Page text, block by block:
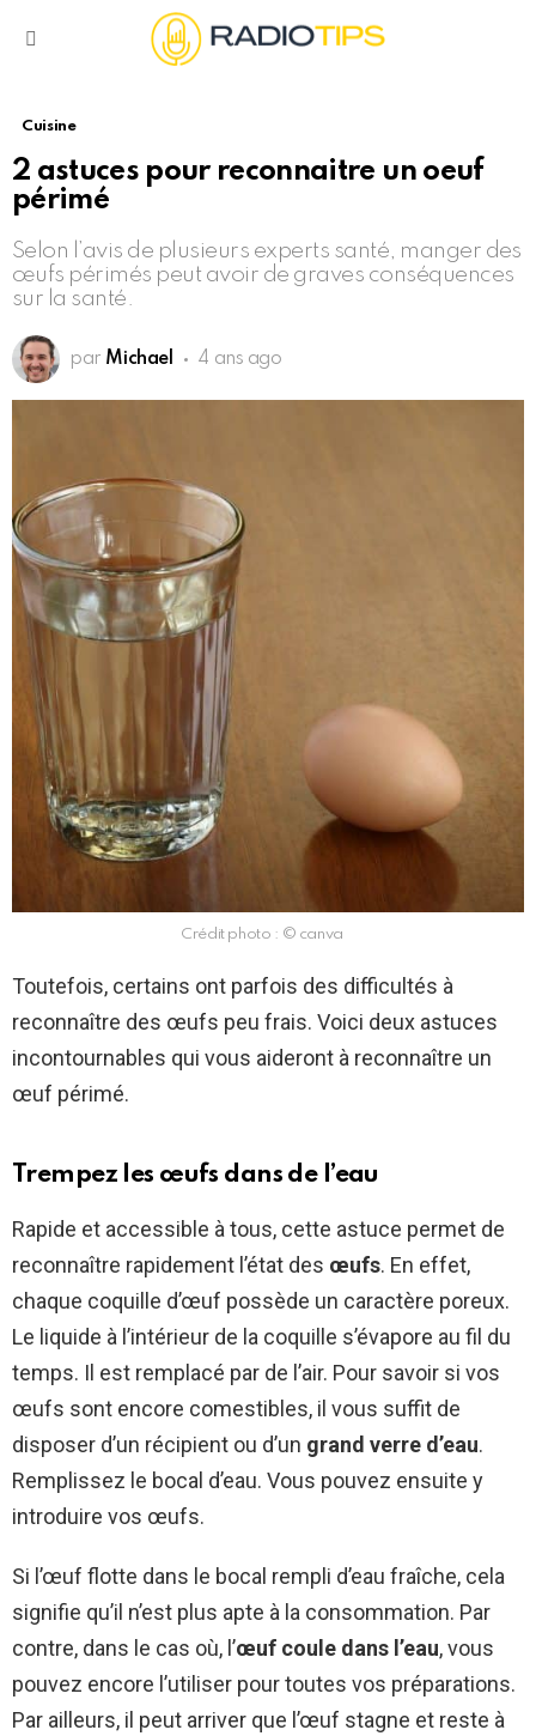
Cuisine
2 astuces pour reconnaitre un oeuf
périmé
Selon l’avis de plusieurs experts santé, manger des
œufs périmés peut avoir de graves conséquences
sur la santé.
par Michael 4 ans ago
Crédit photo : © canva
Toutefois, certains ont parfois des difficultés à
reconnaître des œufs peu frais. Voici deux astuces
incontournables qui vous aideront à reconnaître un
œuf périmé.
Trempez les œufs dans de l’eau
Rapide et accessible à tous, cette astuce permet de
reconnaître rapidement l’état des œufs. En effet,
chaque coquille d’œuf possède un caractère poreux.
Le liquide à l’intérieur de la coquille s’évapore au fil du
temps. Il est remplacé par de l’air. Pour savoir si vos
œufs sont encore comestibles, il vous suffit de
disposer d’un récipient ou d’un grand verre d’eau.
Remplissez le bocal d’eau. Vous pouvez ensuite y
introduire vos œufs.
Si l’œuf flotte dans le bocal rempli d’eau fraîche, cela
signifie qu’il n’est plus apte à la consommation. Par
contre, dans le cas où, l’œuf coule dans l’eau, vous
pouvez encore l’utiliser pour toutes vos préparations.
Par ailleurs, il peut arriver que l’œuf stagne et reste à